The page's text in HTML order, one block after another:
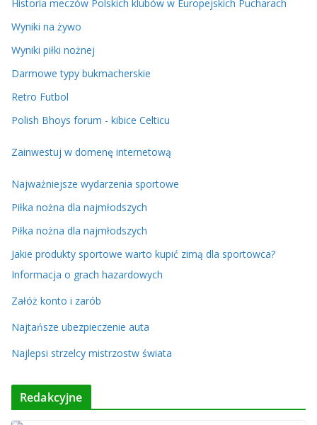
Historia meczów Polskich klubów w Europejskich Pucharach
Wyniki na żywo
Wyniki piłki nożnej
Darmowe typy bukmacherskie
Retro Futbol
Polish Bhoys forum - kibice Celticu
Zainwestuj w domenę internetową
Najważniejsze wydarzenia sportowe
Piłka nożna dla najmłodszych
Piłka nożna dla najmłodszych
Jakie produkty sportowe warto kupić zimą dla sportowca?
Informacja o grach hazardowych
Załóż konto i zarób
Najtańsze ubezpieczenie auta
Najlepsi strzelcy mistrzostw świata
Redakcyjne